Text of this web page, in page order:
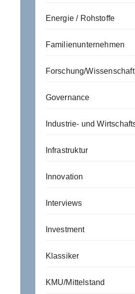
Energie / Rohstoffe
Familienunternehmen
Forschung/Wissenschaft
Governance
Industrie- und
Infrastruktur
Innovation
Interviews
Investment
Klassiker
KMU/Mittelstand